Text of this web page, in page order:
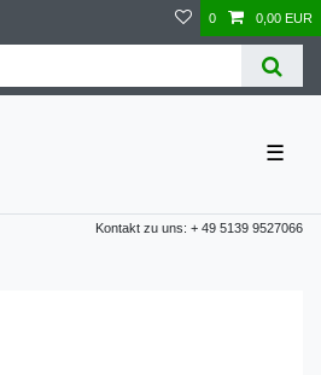
0 0,00 EUR
☰
Kontakt zu uns: + 49 5139 9527066